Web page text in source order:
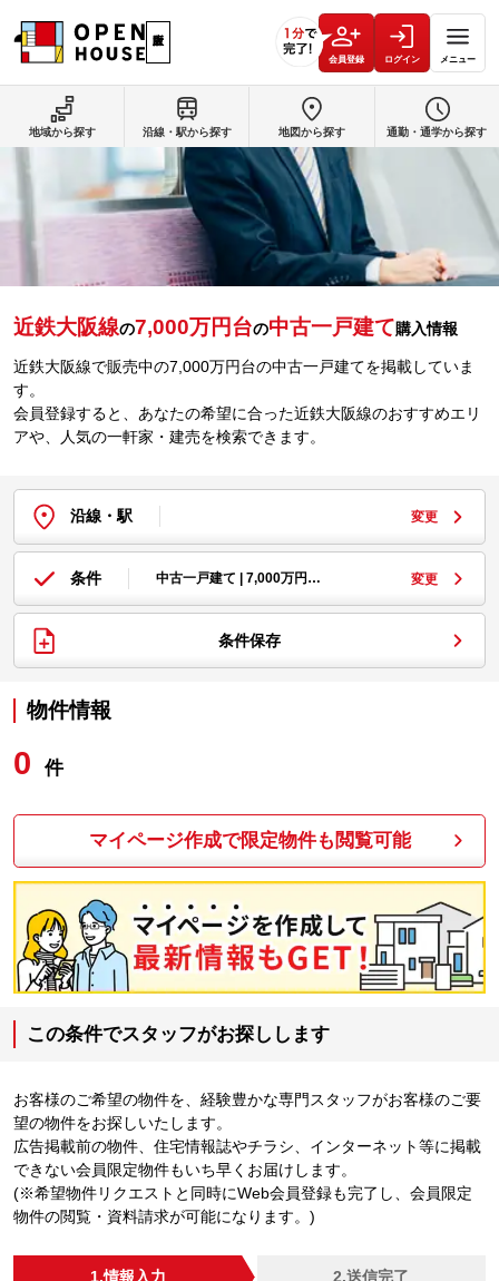
会員登録 ログイン メニュー
近鉄大阪線の7,000万円台の中古一戸建て購入情報
近鉄大阪線で販売中の7,000万円台の中古一戸建てを掲載していま
す。
会員登録すると、あなたの希望に合った近鉄大阪線のおすすめエリ
アや、人気の一軒家・建売を検索できます。
沿線・駅 変更
条件 中古一戸建て | 7,000万円… 変更
条件保存
物件情報
0 件
マイページ作成で限定物件も閲覧可能
この条件でスタッフがお探しします
お客様のご希望の物件を、経験豊かな専門スタッフがお客様のご要
望の物件をお探しいたします。
広告掲載前の物件、住宅情報誌やチラシ、インターネット等に掲載
できない会員限定物件もいち早くお届けします。
(※希望物件リクエストと同時にWeb会員登録も完了し、会員限定
物件の閲覧・資料請求が可能になります。)
1.情報入力 2.送信完了
地域から探す 沿線・駅から探す 地図から探す 通勤・通学から探す